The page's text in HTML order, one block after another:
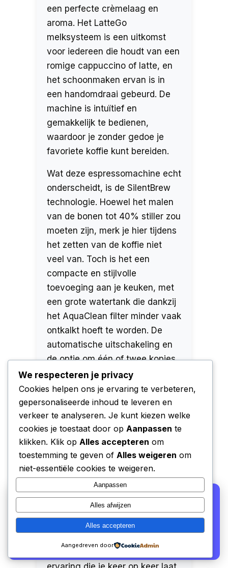
een perfecte crèmelaag en
aroma. Het LatteGo
melksysteem is een uitkomst
voor iedereen die houdt van een
romige cappuccino of latte, en
het schoonmaken ervan is in
een handomdraai gebeurd. De
machine is intuïtief en
gemakkelijk te bedienen,
waardoor je zonder gedoe je
favoriete koffie kunt bereiden.
Wat deze espressomachine echt
onderscheidt, is de SilentBrew
technologie. Hoewel het malen
van de bonen tot 40% stiller zou
moeten zijn, merk je hier tijdens
het zetten van de koffie niet
veel van. Toch is het een
compacte en stijlvolle
toevoeging aan je keuken, met
een grote watertank die dankzij
het AquaClean filter minder vaak
ontkalkt hoeft te worden. De
automatische uitschakeling en
de optie om één of twee kopjes
te zetten, maken het gebruik
nog handiger.
Er zijn echter enkele kleine
minpuntjes. De aan/uit knop
reageert niet altijd even snel en
de indicator voor het
melkrestenbakje kan soms wat
overijverig zijn. Ook kan het een
zoektocht zijn naar de ideale
koffieboon voor de perfecte
smaak. Ondanks deze kleine
Series een heerlijke koffie-
We gebruiken cookies voor analyse en om onze
affiliate partners (Bol.com, Amazon) hun verkopen te
laten meten. Lees onsprivacy beleid.
Alleen functioneel
We respecteren je privacy
Cookies helpen ons je ervaring te verbeteren,
gepersonaliseerde inhoud te leveren en
verkeer te analyseren. Je kunt kiezen welke
cookies je toestaat door op Aanpassen te
klikken. Klik op Alles accepteren om
toestemming te geven of Alles weigeren om
niet-essentiële cookies te weigeren.
Aanpassen
Alles afwijzen
Alles accepteren
Aangedreven door